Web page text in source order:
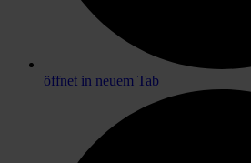
öffnet in neuem Tab